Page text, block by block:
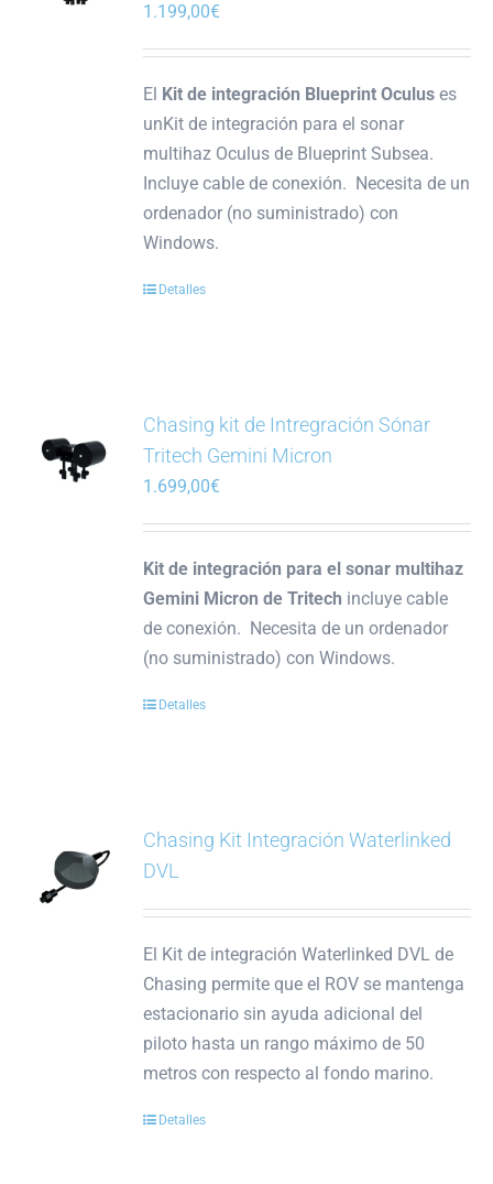
1.199,00€
El Kit de integración Blueprint Oculus es
unKit de integración para el sonar
multihaz Oculus de Blueprint Subsea.
Incluye cable de conexión. Necesita de un
ordenador (no suministrado) con
Windows.
Detalles
Chasing kit de Intregración Sónar
Tritech Gemini Micron
1.699,00€
Kit de integración para el sonar multihaz
Gemini Micron de Tritech incluye cable
de conexión. Necesita de un ordenador
(no suministrado) con Windows.
Detalles
Chasing Kit Integración Waterlinked
DVL
El Kit de integración Waterlinked DVL de
Chasing permite que el ROV se mantenga
estacionario sin ayuda adicional del
piloto hasta un rango máximo de 50
metros con respecto al fondo marino.
Detalles